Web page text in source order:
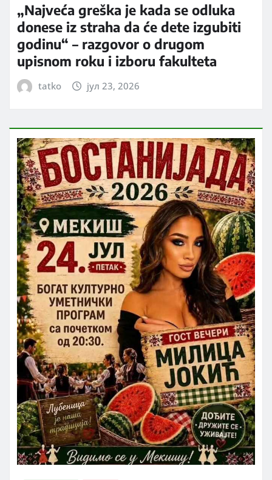
„Najveća greška je kada se odluka
donese iz straha da će dete izgubiti
godinu“ – razgovor o drugom
upisnom roku i izboru fakulteta
tatko јул 23, 2026